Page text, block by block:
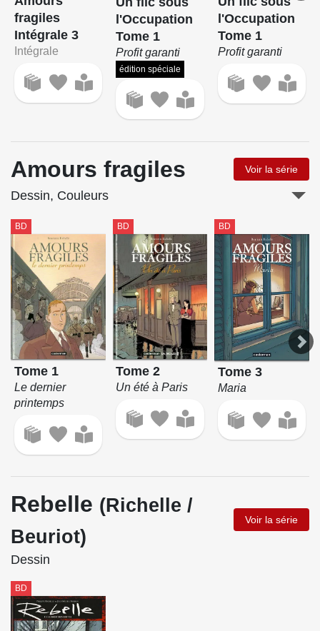
fragiles
Intégrale 3
Intégrale
l'Occupation
Tome 1
Profit garanti
édition spéciale
l'Occupation
Tome 1
Profit garanti
Amours fragiles Voir la série
Dessin, Couleurs
BD
Tome 1
Le dernier
printemps
BD
Tome 2
Un été à Paris
BD
Tome 3
Maria
Rebelle (Richelle /
Beuriot)
Voir la série
Dessin
BD